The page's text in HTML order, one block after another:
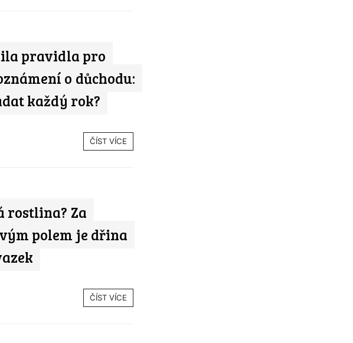
pravidla pro
o důchodu:
každý rok?
ČÍST VÍCE
rostlina? Za
polem je dřina
ČÍST VÍCE